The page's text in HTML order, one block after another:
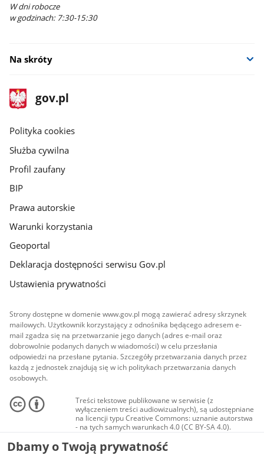
W dni robocze
w godzinach: 7:30-15:30
Na skróty
stopka
gov.pl
Strona
gov.pl
gov.pl
Polityka cookies
Służba cywilna
Profil zaufany
BIP
Prawa autorskie
Warunki korzystania
Geoportal
Deklaracja dostępności serwisu Gov.pl
Ustawienia prywatności
Strony dostępne w domenie www.gov.pl mogą zawierać adresy skrzynek
mailowych. Użytkownik korzystający z odnośnika będącego adresem e-
mail zgadza się na przetwarzanie jego danych (adres e-mail oraz
dobrowolnie podanych danych w wiadomości) w celu przesłania
odpowiedzi na przesłane pytania. Szczegóły przetwarzania danych przez
każdą z jednostek znajdują się w ich politykach przetwarzania danych
osobowych.
Treści tekstowe publikowane w serwisie (z
wyłączeniem treści audiowizualnych), są udostępniane
na licencji typu Creative Commons: uznanie autorstwa
- na tych samych warunkach 4.0 (CC BY-SA 4.0).
Materiały audiowizualne, w tym zdjęcia, materiały
audio i wideo, są udostępniane na licencji typu
Dbamy o Twoją prywatność